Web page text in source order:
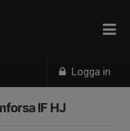
Logga in
IF HJ